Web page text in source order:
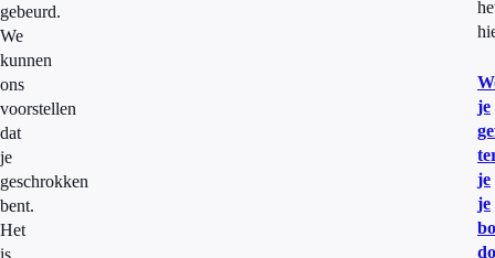
gebeurd.
We
kunnen
ons
voorstellen
dat
je
geschrokken
bent.
Het
is
je
je
je